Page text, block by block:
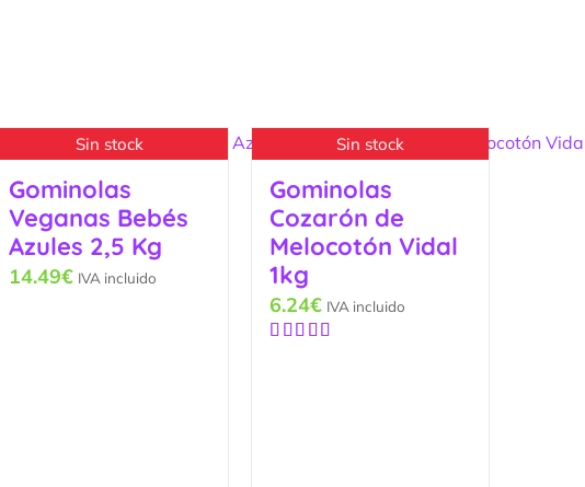
Sin stock
Gominolas
Veganas Bebés
Azules 2,5 Kg
14.49€ IVA incluido
Sin stock
Gominolas
Cozarón de
Melocotón Vidal
1kg
6.24€ IVA incluido